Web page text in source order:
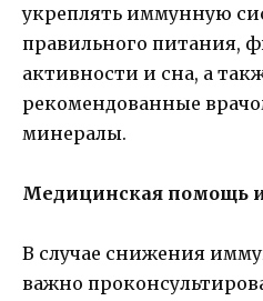
укреплять иммунную
правильного питания,
активности и сна, а
рекомендованные
минералы.
Медицинская помощь
В случае снижения
важно